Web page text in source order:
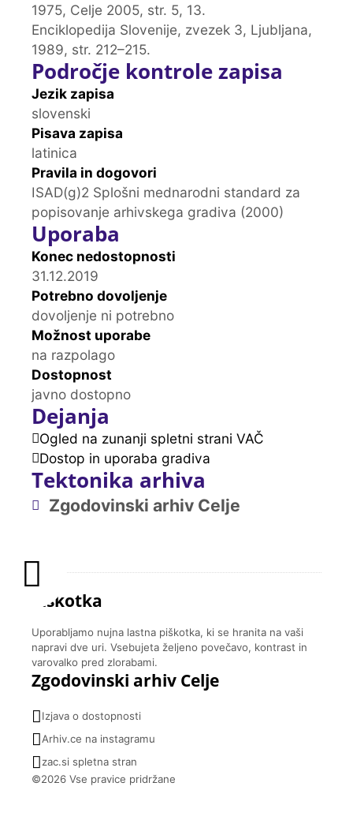
1975, Celje 2005, str. 5, 13.
Enciklopedija Slovenije, zvezek 3, Ljubljana,
1989, str. 212–215.
Področje kontrole zapisa
Jezik zapisa
slovenski
Pisava zapisa
latinica
Pravila in dogovori
ISAD(g)2 Splošni mednarodni standard za
popisovanje arhivskega gradiva (2000)
Uporaba
Konec nedostopnosti
31.12.2019
Potrebno dovoljenje
dovoljenje ni potrebno
Možnost uporabe
na razpolago
Dostopnost
javno dostopno
Dejanja
Ogled na zunanji spletni strani VAČ
Dostop in uporaba gradiva
Tektonika arhiva
Zgodovinski arhiv Celje
Piškotka
Uporabljamo nujna lastna piškotka, ki se hranita na vaši
napravi dve uri. Vsebujeta željeno povečavo, kontrast in
varovalko pred zlorabami.
Zgodovinski arhiv Celje
Izjava o dostopnosti
Arhiv.ce na instagramu
zac.si spletna stran
©2026 Vse pravice pridržane